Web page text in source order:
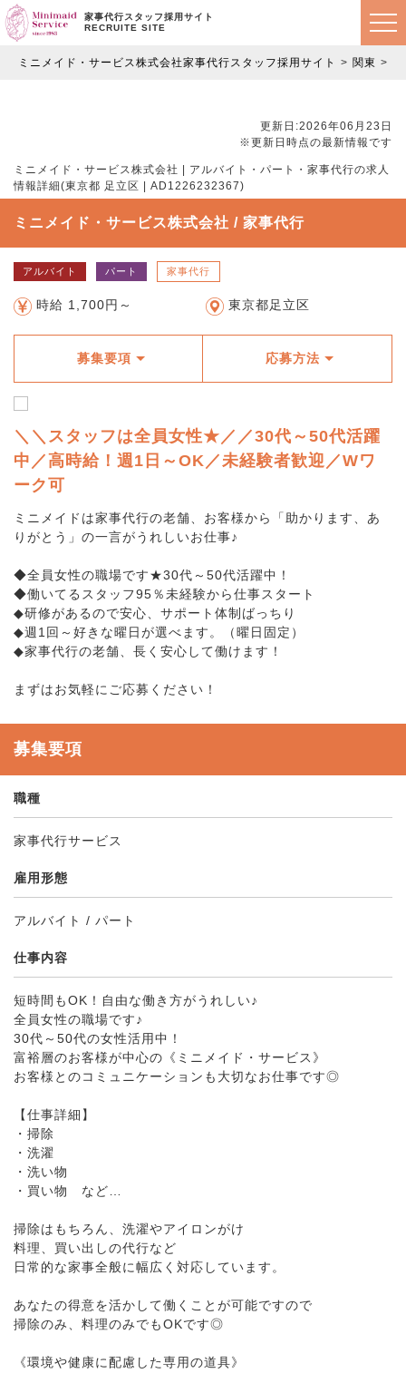
家事代行スタッフ採用サイト
RECRUITE SITE
ミニメイド・サービス株式会社家事代行スタッフ採用サイト 関東
更新日:2026年06月23日
※更新日時点の最新情報です
ミニメイド・サービス株式会社 | アルバイト・パート・家事代行の求人
情報詳細(東京都 足立区 | AD1226232367)
ミニメイド・サービス株式会社 / 家事代行
アルバイト パート 家事代行
時給 1,700円～ 東京都足立区
募集要項 応募方法
＼＼スタッフは全員女性★／／30代～50代活躍
中／高時給！週1日～OK／未経験者歓迎／Wワ
ーク可
ミニメイドは家事代行の老舗、お客様から「助かります、あ
りがとう」の一言がうれしいお仕事♪
◆全員女性の職場です★30代～50代活躍中！
◆働いてるスタッフ95％未経験から仕事スタート
◆研修があるので安心、サポート体制ばっちり
◆週1回～好きな曜日が選べます。（曜日固定）
◆家事代行の老舗、長く安心して働けます！
まずはお気軽にご応募ください！
募集要項
職種
家事代行サービス
雇用形態
アルバイト / パート
仕事内容
短時間もOK！自由な働き方がうれしい♪
全員女性の職場です♪
30代～50代の女性活用中！
富裕層のお客様が中心の《ミニメイド・サービス》
お客様とのコミュニケーションも大切なお仕事です◎
【仕事詳細】
・掃除
・洗濯
・洗い物
・買い物 など…
掃除はもちろん、洗濯やアイロンがけ
料理、買い出しの代行など
日常的な家事全般に幅広く対応しています。
あなたの得意を活かして働くことが可能ですので
掃除のみ、料理のみでもOKです◎
《環境や健康に配慮した専用の道具》